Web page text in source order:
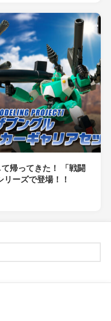
帰ってきた！ 「戦闘
ーズで登場！！